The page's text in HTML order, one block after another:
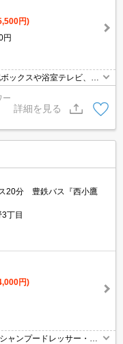
円)
円
ックスや浴室テレビ、シ
ムセキュリティ付き◎お
ー
詳細を見る
20分 豊鉄バス『西小鷹
丁目
円)
ャンプードレッサー・ウ